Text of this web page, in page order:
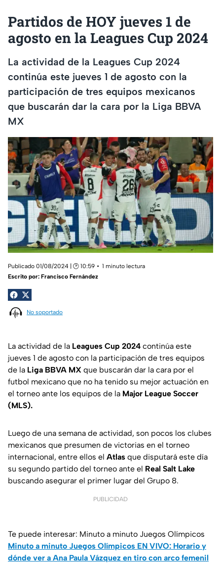
Partidos de HOY jueves 1 de
agosto en la Leagues Cup 2024
La actividad de la Leagues Cup 2024
continúa este jueves 1 de agosto con la
participación de tres equipos mexicanos
que buscarán dar la cara por la Liga BBVA
MX
Publicado 01/08/2024 | 🕑 10:59
1 minuto lectura
Escrito por: Francisco Fernández
No soportado
La actividad de la Leagues Cup 2024 continúa este
jueves 1 de agosto con la participación de tres equipos
de la Liga BBVA MX que buscarán dar la cara por el
futbol mexicano que no ha tenido su mejor actuación en
el torneo ante los equipos de la Major League Soccer
(MLS).
Luego de una semana de actividad, son pocos los clubes
mexicanos que presumen de victorias en el torneo
internacional, entre ellos el Atlas que disputará este día
su segundo partido del torneo ante el Real Salt Lake
buscando asegurar el primer lugar del Grupo 8.
PUBLICIDAD
Te puede interesar: Minuto a minuto Juegos Olímpicos
Minuto a minuto Juegos Olímpicos EN VIVO: Horario y
dónde ver a Ana Paula Vázquez en tiro con arco femenil